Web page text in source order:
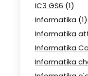
IC3 GS6 (1)
Informatika (1)
Informatika
Informatika
Informatika